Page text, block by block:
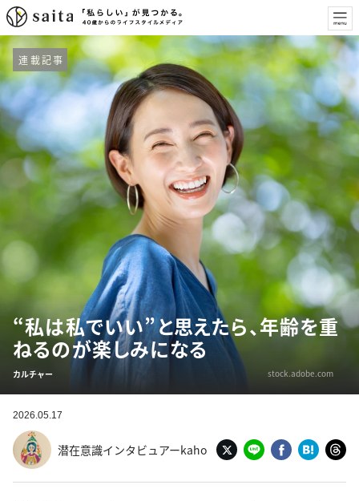
連載記事
“私は私でいい”と思えたら、年齢を重
ねるのが楽しみになる
カルチャー stock.adobe.com
2026.05.17
潜在意識インタビュアーkaho